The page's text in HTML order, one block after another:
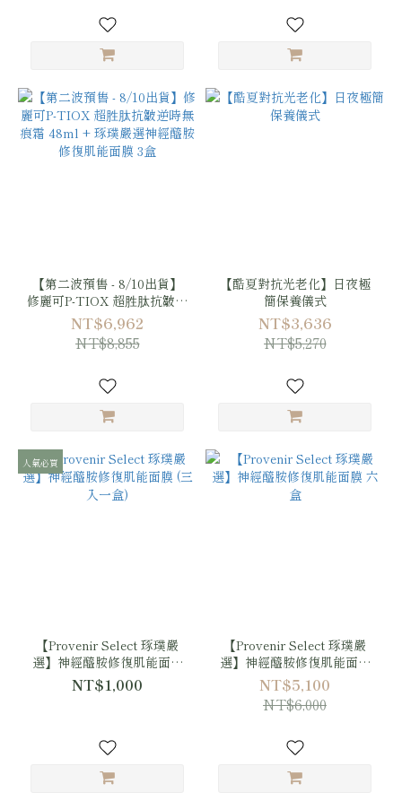
復肌能面膜 3盒
華 15ml + 琢璞嚴選神經醯胺
【第二波預售 - 8/10出貨】
修麗可P-TIOX 超胜肽抗皺逆
時無痕霜 48ml + 琢璞嚴選
神經醯胺修復肌能面膜 3盒
NT$6,962
NT$8,855
【酷夏對抗光老化】日夜極
簡保養儀式
NT$3,636
NT$5,270
人氣必買
【Provenir Select 琢璞嚴
選】神經醯胺修復肌能面膜
(三入一盒)
NT$1,000
【Provenir Select 琢璞嚴
選】神經醯胺修復肌能面膜
六盒
NT$5,100
NT$6,000